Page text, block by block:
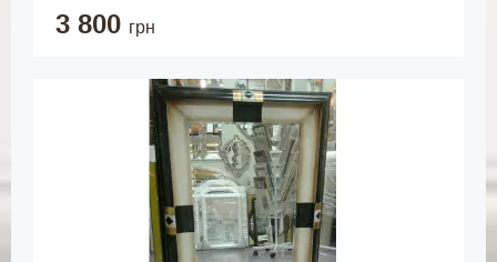
3 800 грн